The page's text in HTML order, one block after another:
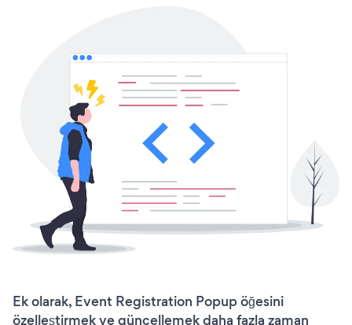
Ek olarak, Event Registration Popup öğesini
özelleştirmek ve güncellemek daha fazla zaman